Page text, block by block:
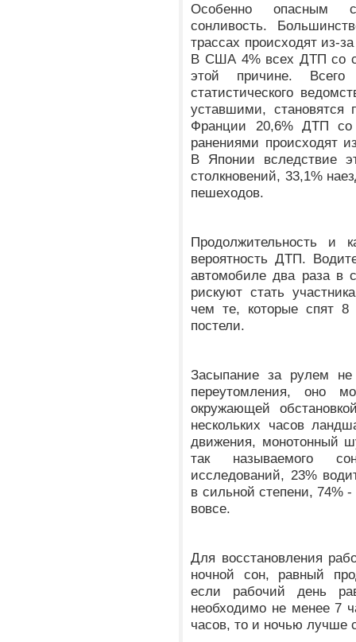
Особенно опасным
сонливость.
трассах происходят из-
В США 4% всех ДТП со
этой причине.
статистического
уставшими,
Франции 20,6% ДТП
ранениями происходят
В Японии вследствие
столкновений, 33,1%
пешеходов.
Продолжительность и
вероятность ДТП.
автомобиле два раза в
рискуют стать
чем те, которые спят 8
постели.
Засыпание за рулем не
переутомления, оно
окружающей
нескольких часов
движения, монотонный
так называемого
исследований, 23%
в сильной степени, 74%
вовсе.
Для восстановления
ночной сон, равный
если рабочий день
необходимо не менее 7
часов, то и ночью лучше